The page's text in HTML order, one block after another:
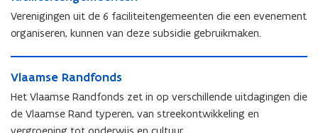
s
i
e
V
l
u
b
s
i
e
V
s
i
e
o
o
b
i
d
i
e
v
o
o
Verenigingen uit de 6 faciliteitengemeenten die een evenement
organiseren, kunnen van deze subsidie gebruikmaken.
l
a
a
Vlaamse Randfonds
V
l
a
a
Het Vlaamse Randfonds zet in op verschillende uitdagingen die
de Vlaamse Rand typeren, van streekontwikkeling en